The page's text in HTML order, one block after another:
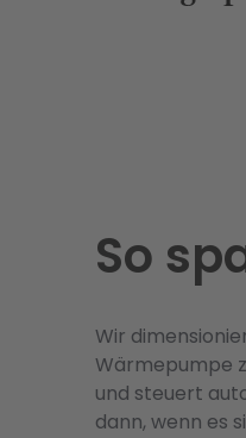
So
Wir
Wärmepumpe
und steuert
dann, wenn es